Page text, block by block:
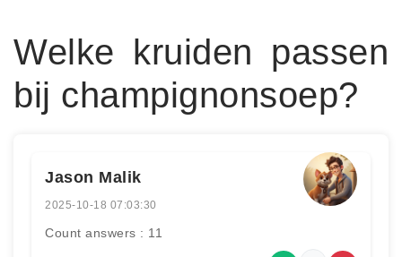
Welke kruiden passen
bij champignonsoep?
Jason Malik
2025-10-18 07:03:30
Count answers : 11